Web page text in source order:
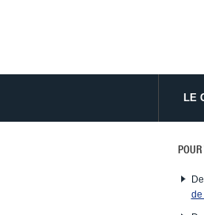
LE
de